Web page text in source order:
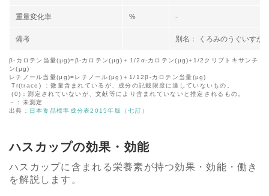
重量変化率 % -
備考 別名： くろみのうぐいすか
β-カロテン当量(μg)=β-カロテン(μg)＋1/2α-カロテン(μg)+1/2クリプトキサンチ
ン(μg)
レチノール当量(μg)=レチノール(μg)＋1/12β-カロテン当量(μg)
Tr(trace) ：微量含まれているが、成分の記載限度に達していないもの。
(0)：測定されていないが、文献等により含まれていないと推定されるもの。
－：未測定
出典： 日本食品標準成分表2015年版（七訂）
ハスカップの効果・効能
ハスカップに含まれる栄養素が持つ効果・効能・働き
を解説します。